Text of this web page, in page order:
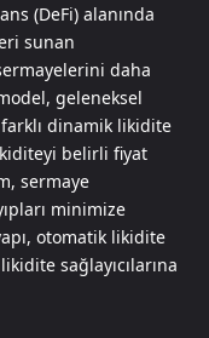
(DeFi) alanında
sunan
daha
geleneksel
farklı dinamik likidite
belirli fiyat
sermaye
minimize
otomatik likidite
sağlayıcılarına